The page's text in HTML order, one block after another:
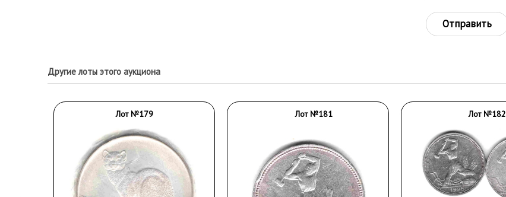
Отправить
Другие лоты этого аукциона
Лот №179 Лот №181 Лот №182